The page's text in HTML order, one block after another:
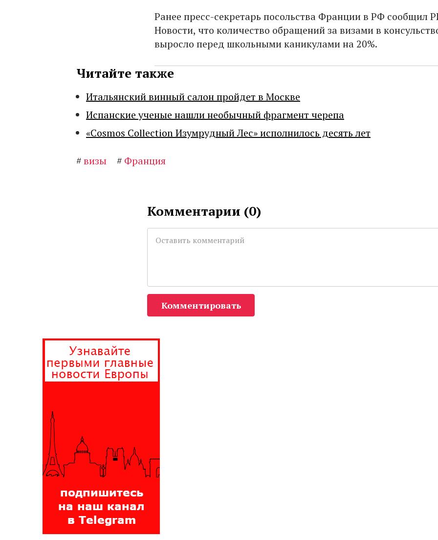
Ранее пресс-секретарь посольства Франции в РФ сообщил
Новости, что количество обращений за визами в
выросло перед школьными каникулами на 20%.
Читайте также
Итальянский винный салон пройдет в Москве
Испанские ученые нашли необычный фрагмент черепа
«Cosmos Collection Изумрудный Лес» исполнилось десять лет
#визы # Франция
Комментарии (0)
Комментировать